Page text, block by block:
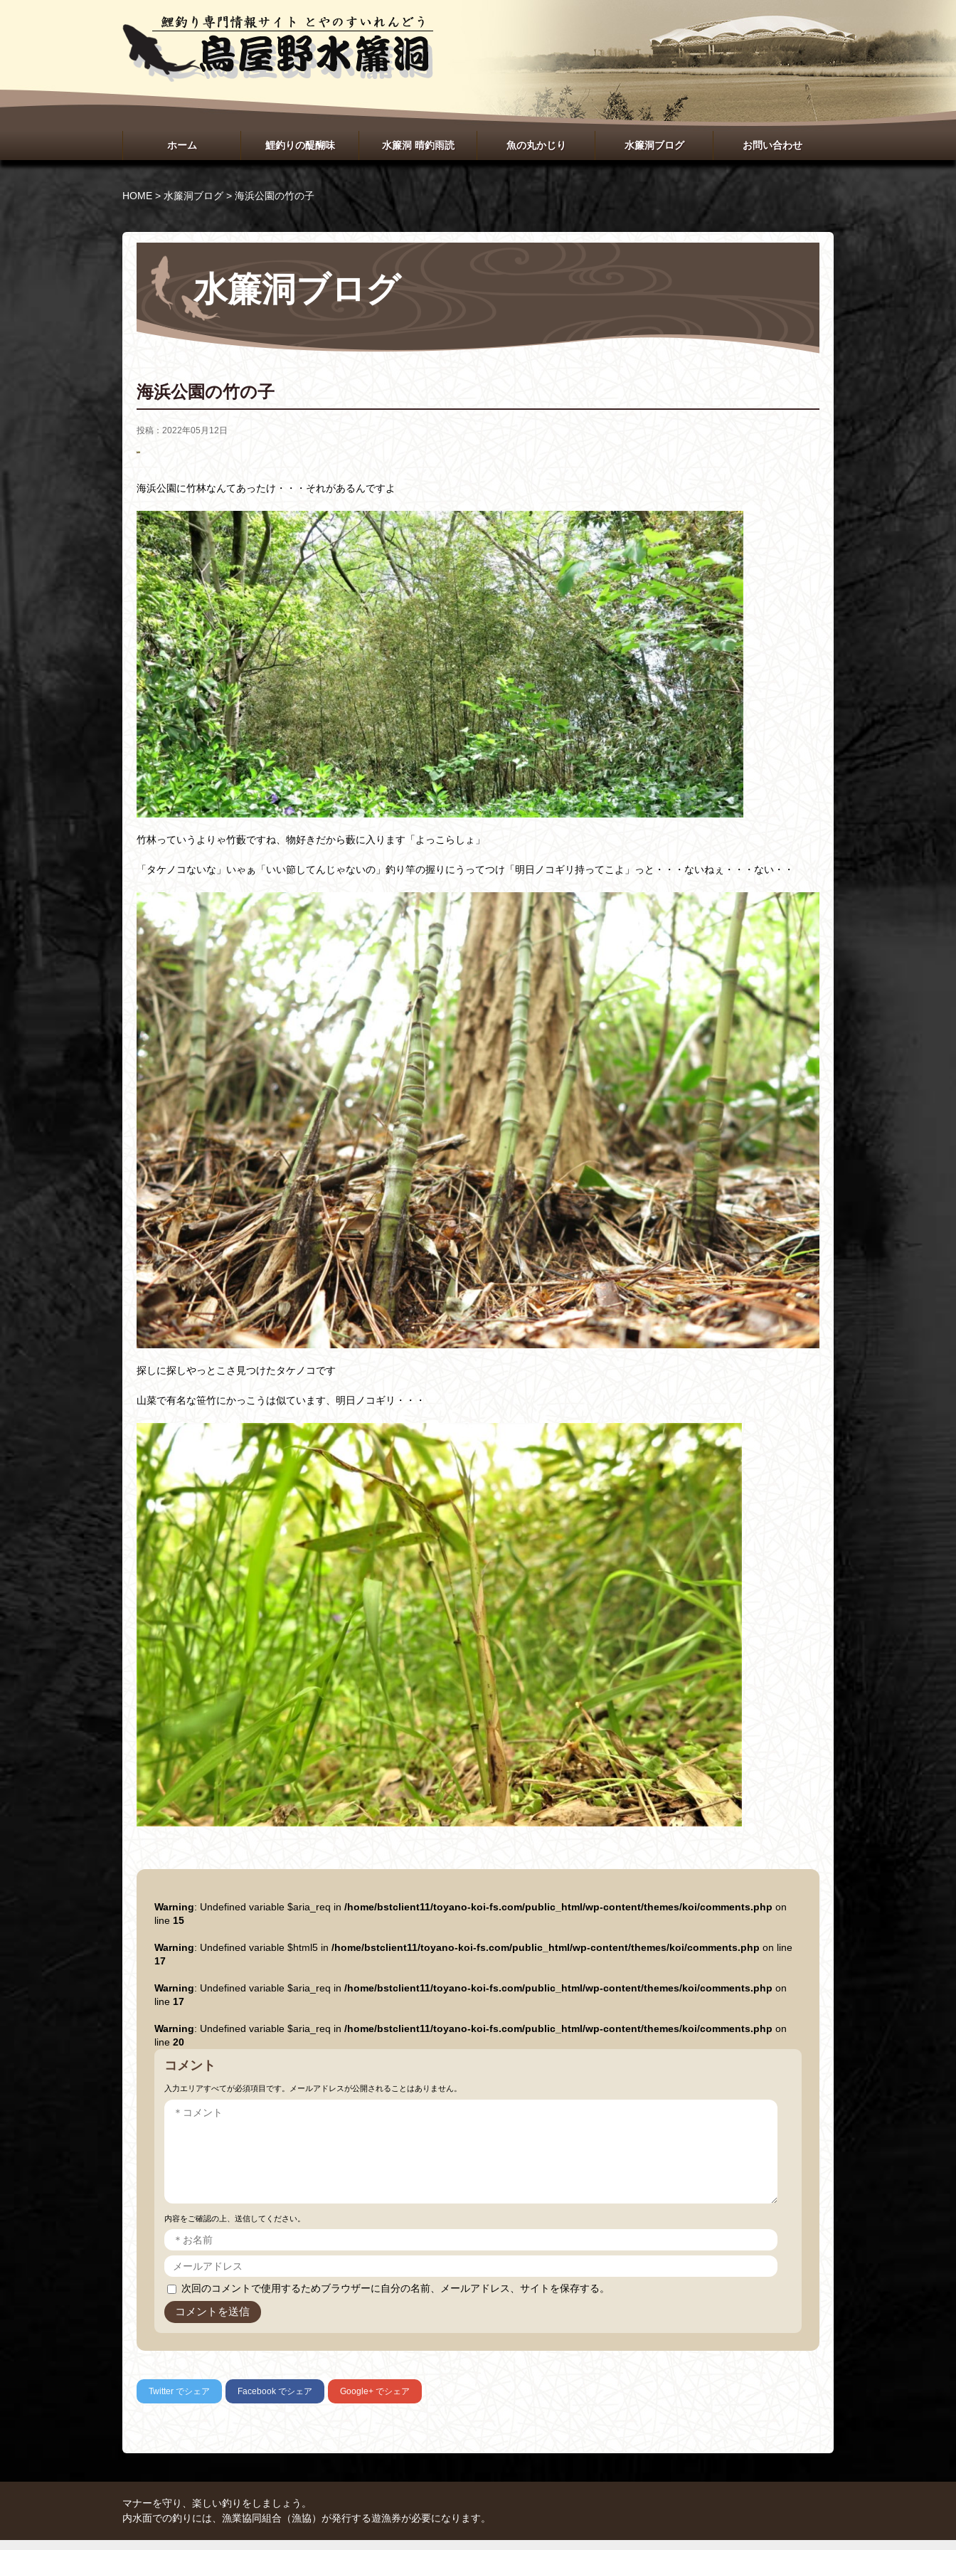
ホーム 鯉釣りの醍醐味 水簾洞 晴釣雨読 魚の丸かじり 水簾洞ブログ お問い合わせ
HOME > 水簾洞ブログ > 海浜公園の竹の子
水簾洞ブログ
海浜公園の竹の子
投稿：2022年05月12日
海浜公園に竹林なんてあったけ・・・それがあるんですよ
竹林っていうよりゃ竹藪ですね、物好きだから藪に入ります「よっこらしょ」
「タケノコないな」いゃぁ「いい節してんじゃないの」釣り竿の握りにうってつけ「明日ノコギリ持ってこよ」っと・・・ないねぇ・・・ない・・
探しに探しやっとこさ見つけたタケノコです
山菜で有名な笹竹にかっこうは似ています、明日ノコギリ・・・
Warning: Undefined variable $aria_req in /home/bstclient11/toyano-koi-fs.com/public_html/wp-content/themes/koi/comments.php on
line 15
Warning: Undefined variable $html5 in /home/bstclient11/toyano-koi-fs.com/public_html/wp-content/themes/koi/comments.php on line
17
Warning: Undefined variable $aria_req in /home/bstclient11/toyano-koi-fs.com/public_html/wp-content/themes/koi/comments.php on
line 17
Warning: Undefined variable $aria_req in /home/bstclient11/toyano-koi-fs.com/public_html/wp-content/themes/koi/comments.php on
line 20
コメント
入力エリアすべてが必須項目です。メールアドレスが公開されることはありません。
内容をご確認の上、送信してください。
次回のコメントで使用するためブラウザーに自分の名前、メールアドレス、サイトを保存する。
Twitter でシェア Facebook でシェア Google+ でシェア
マナーを守り、楽しい釣りをしましょう。
内水面での釣りには、漁業協同組合（漁協）が発行する遊漁券が必要になります。